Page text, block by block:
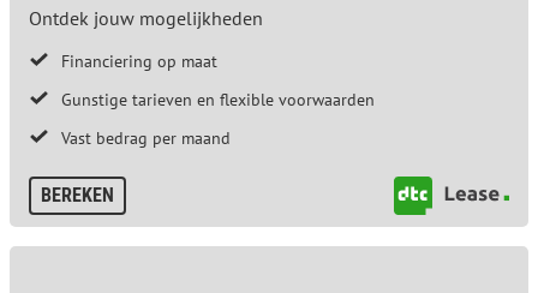
Ontdek jouw mogelijkheden
Financiering op maat
Gunstige tarieven en flexible voorwaarden
Vast bedrag per maand
BEREKEN